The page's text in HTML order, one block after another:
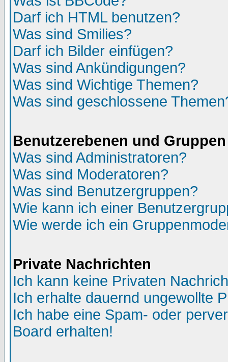
Darf ich HTML benutzen?
Was sind Smilies?
Darf ich Bilder einfügen?
Was sind Ankündigungen?
Was sind Wichtige Themen?
Was sind geschlossene
Benutzerebenen und Gruppen
Was sind Administratoren?
Was sind Moderatoren?
Was sind Benutzergruppen?
Wie kann ich einer
Wie werde ich ein
Private Nachrichten
Ich kann keine Privaten
Ich erhalte dauernd ungewollte
Ich habe eine Spam- oder
Board erhalten!